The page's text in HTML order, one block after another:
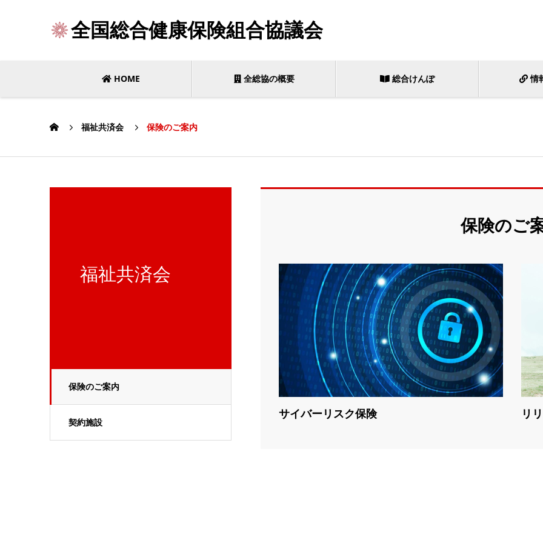
全国総合健康保険組合協議会
HOME 全総協の概要 総合けんぽ 情
福祉共済会 保険のご案内
福祉共済会
保険のご案内
契約施設
保険のご
サイバーリスク保険 リ